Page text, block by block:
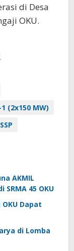
di Desa
OKU.
1 (2x150 MW)
AKMIL
45 OKU
Dapat
di Lomba